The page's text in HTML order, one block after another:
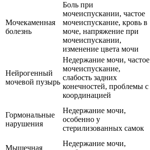
Мочекаменная
болезнь
Боль при
мочеиспускании, частое
мочеиспускание, кровь в
моче, напряжение при
мочеиспускании,
изменение цвета мочи
Нейрогенный
мочевой пузырь
Недержание мочи, частое
мочеиспускание,
слабость задних
конечностей, проблемы с
координацией
Гормональные
нарушения
Недержание мочи,
особенно у
стерилизованных самок
Мышечная
Недержание мочи,